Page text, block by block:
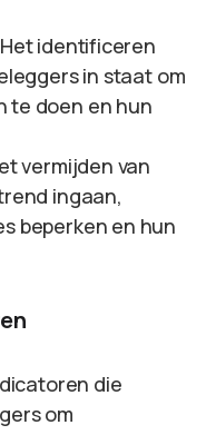
identificeren
in staat om
te doen en hun
vermijden van
ingaan,
beperken en hun
die
om